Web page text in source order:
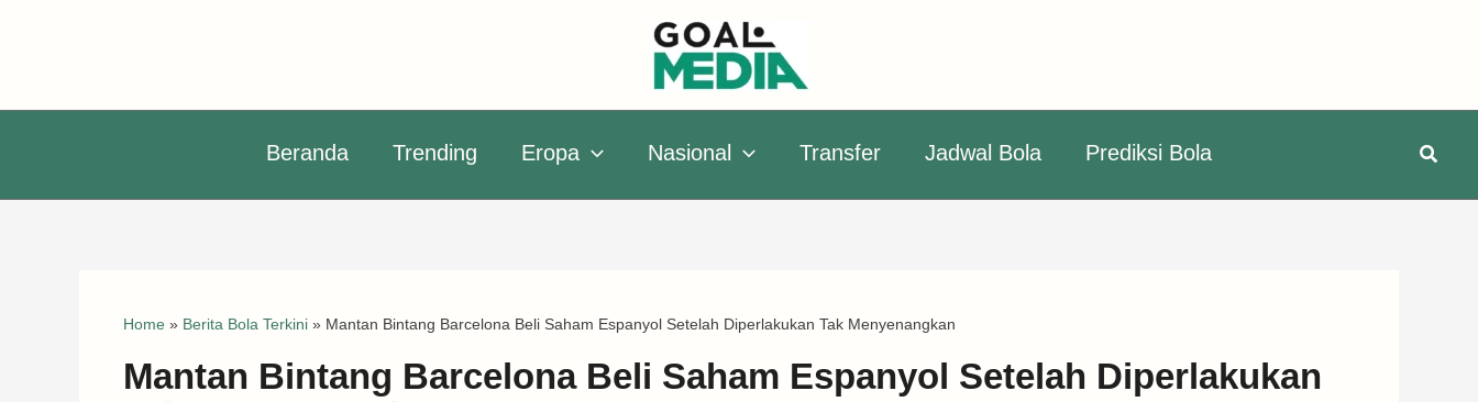
Beranda Trending Eropa Nasional Transfer Jadwal Bola Prediksi Bola
Home » Berita Bola Terkini » Mantan Bintang Barcelona Beli Saham Espanyol Setelah Diperlakukan Tak Menyenangkan
Mantan Bintang Barcelona Beli Saham Espanyol Setelah Diperlakukan